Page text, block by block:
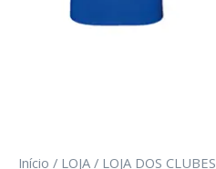
Início / LOJA / LOJA DOS CLUBES